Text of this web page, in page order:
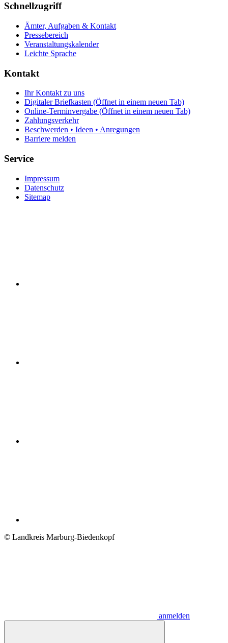
Schnellzugriff
Ämter, Aufgaben & Kontakt
Pressebereich
Veranstaltungskalender
Leichte Sprache
Kontakt
Ihr Kontakt zu uns
Digitaler Briefkasten (Öffnet in einem neuen Tab)
Online-Terminvergabe (Öffnet in einem neuen Tab)
Zahlungsverkehr
Beschwerden • Ideen • Anregungen
Barriere melden
Service
Impressum
Datenschutz
Sitemap
© Landkreis Marburg-Biedenkopf
anmelden